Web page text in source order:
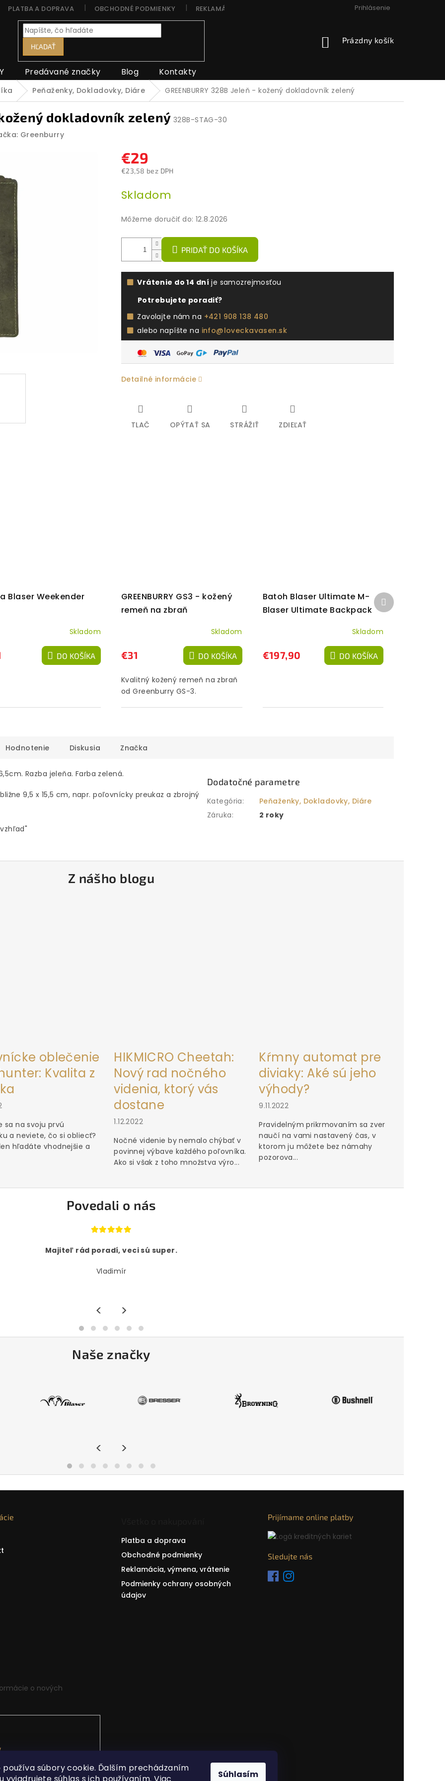
používa súbory cookie. Ďalším prechádzaním
Súhlasím
PLATBA A DOPRAVA OBCHODNÉ PODMIENKY REKLAMÁCIA, VÝMENA, VRÁTENIE PODMIENKY OCHRANY
Prihlásenie
HĽADAŤ
NÁKUPNÝ
Prázdny košík
Predávané značky Blog Kontakty
Peňaženky, Dokladovky, Diáre GREENBURRY 328B Jeleň - kožený dokladovník zelený
kožený dokladovník zelený 328B-STAG-30
Greenburry
€29
€23,58 bez DPH
cena:
Skladom
Môžeme doručiť do: 12.8.2026
PRIDAŤ DO KOŠÍKA
Vrátenie do 14 dní je samozrejmosťou
Potrebujete poradiť?
Zavolajte nám na +421 908 138 480
alebo napíšte na info@loveckavasen.sk
Detailné informácie
TLAČ OPÝTAŤ SA STRÁŽIŤ ZDIEĽAŤ
Blaser Weekender
Skladom
DO KOŠÍKA
GREENBURRY GS3 - kožený
remeň na zbraň
Skladom
€31 DO KOŠÍKA
Kvalitný kožený remeň na zbraň
od Greenburry GS-3.
Batoh Blaser Ultimate M-
Blaser Ultimate Backpack
Skladom
€197,90 DO KOŠÍKA
Ďalší
produkt
Hodnotenie Diskusia Značka
Razba jeleňa. Farba zelená.
9,5 x 15,5 cm, napr. poľovnícky preukaz a zbrojný
Dodatočné parametre
Kategória:
Peňaženky, Dokladovky, Diáre
Záruka: 2 roky
Z nášho blogu
oblečenie
Kvalita z
sa na svoju prvú
a neviete, čo si obliecť?
hľadáte vhodnejšie a
HIKMICRO Cheetah:
Nový rad nočného
videnia, ktorý vás
dostane
1.12.2022
Nočné videnie by nemalo chýbať v
povinnej výbave každého poľovníka.
Ako si však z toho množstva výro...
Kŕmny automat pre
diviaky: Aké sú jeho
výhody?
9.11.2022
Pravidelným prikrmovaním sa zver
naučí na vami nastavený čas, v
ktorom ju môžete bez námahy
pozorova...
Povedali o nás
Majiteľ rád poradí, veci sú super.
Vladimír
< >
Naše značky
< >
Platba a doprava
Obchodné podmienky
Reklamácia, výmena, vrátenie
Podmienky ochrany osobných
údajov
Prijímame online platby
Sledujte nás
o nových
.